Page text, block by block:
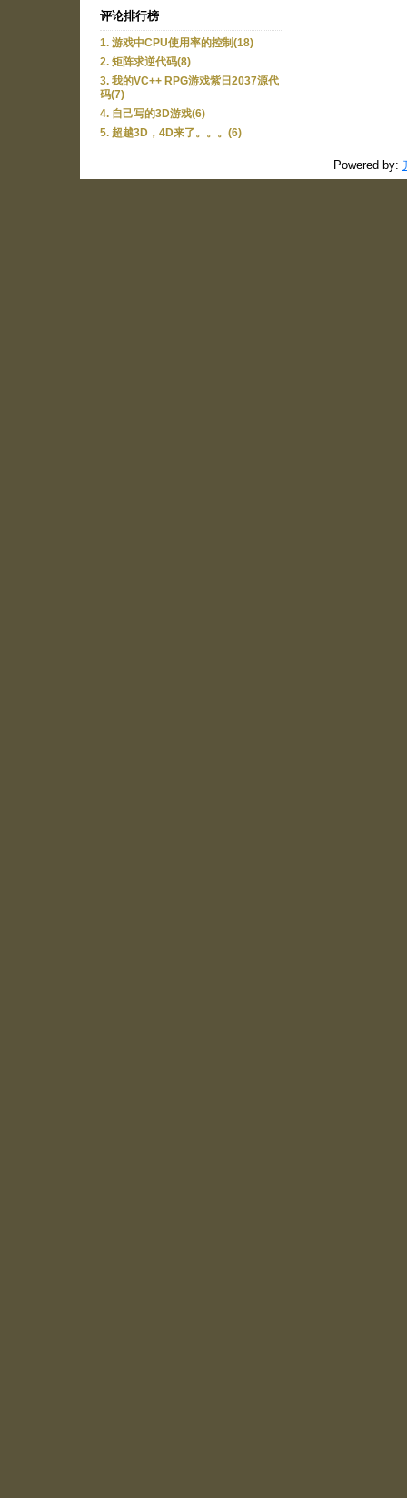
评论排行榜
1. 游戏中CPU使用率的控制(18)
2. 矩阵求逆代码(8)
3. 我的VC++ RPG游戏紫日2037源代
码(7)
4. 自己写的3D游戏(6)
5. 超越3D，4D来了。。。(6)
Powered by: